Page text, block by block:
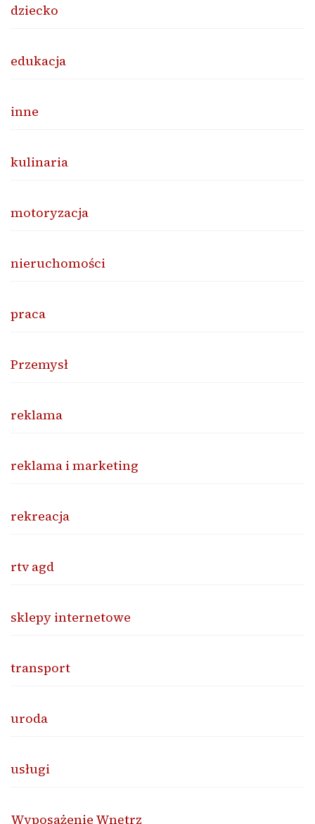
dziecko
edukacja
inne
kulinaria
motoryzacja
nieruchomości
praca
Przemysł
reklama
reklama i marketing
rekreacja
rtv agd
sklepy internetowe
transport
uroda
usługi
Wyposażenie Wnętrz